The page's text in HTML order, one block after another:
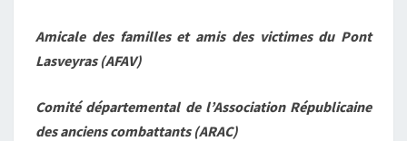
Amicale des familles et amis des victimes du Pont
Lasveyras (AFAV)
Comité départemental de l’Association Républicaine
des anciens combattants (ARAC)